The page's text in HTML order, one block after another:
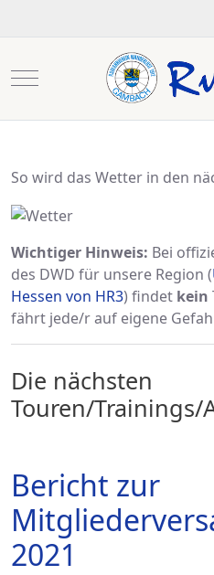
Mobile Menu Toggle
So wird das Wetter in den
Wichtiger Hinweis: Bei
des DWD für unsere Region (
Hessen von HR3) findet kein
fährt jede/r auf eigene
Die nächsten
Touren/Trainings/
Bericht zur
2021